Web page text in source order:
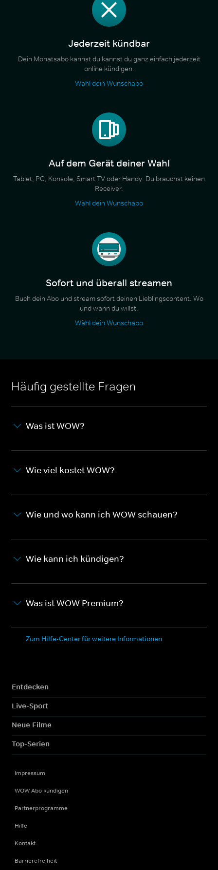
Jederzeit kündbar
Dein Monatsabo kannst du kannst du ganz einfach jederzeit
online kündigen.
Wähl dein Wunschabo
Auf dem Gerät deiner Wahl
Tablet, PC, Konsole, Smart TV oder Handy. Du brauchst keinen
Receiver.
Wähl dein Wunschabo
Sofort und überall streamen
Buch dein Abo und stream sofort deinen Lieblingscontent. Wo
und wann du willst.
Wähl dein Wunschabo
Häufig gestellte Fragen
Was ist WOW?
Wie viel kostet WOW?
Wie und wo kann ich WOW schauen?
Wie kann ich kündigen?
Was ist WOW Premium?
Zum Hilfe-Center für weitere Informationen
Entdecken
Live-Sport
Neue Filme
Top-Serien
Impressum
WOW Abo kündigen
Partnerprogramme
Hilfe
Kontakt
Barrierefreiheit